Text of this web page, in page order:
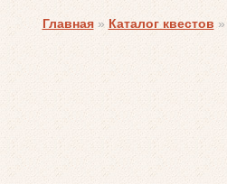
Главная » Каталог квестов »